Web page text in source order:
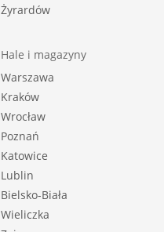
Żyrardów
Hale i magazyny
Warszawa
Kraków
Wrocław
Poznań
Katowice
Lublin
Bielsko-Biała
Wieliczka